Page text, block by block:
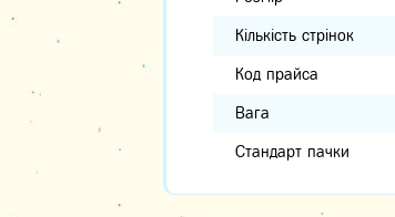
Кількість стрінок
Код прайса
Вага
Стандарт пачки